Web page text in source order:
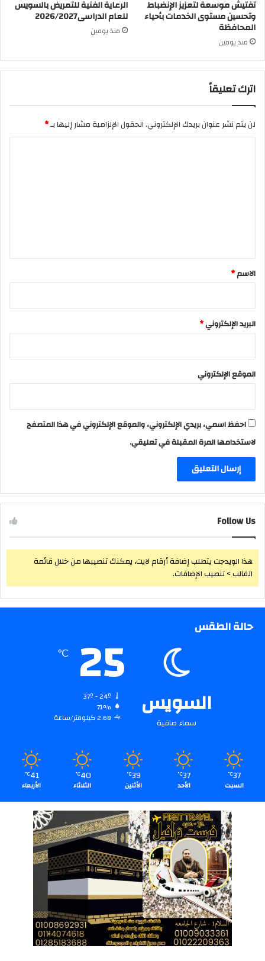
تفتيش موسعة لتعزيز الإنضباط
وتحسين مستوى الخدمات بأحياء
المحافظة
منذ يومين
الرعاية الفنية للتمريض بالسويس
للعام الدراسى2026/2027
منذ يومين
اترك تعليقاً
لن يتم نشر عنوان بريدك الإلكتروني.الحقول الإلزامية مشار إليها بـ*
*
الاسم*
البريد الإلكتروني*
الموقع الإلكتروني
احفظ اسمي، بريدي الإلكتروني، والموقع الإلكتروني في هذا المتصفح
لاستخدامها المرة المقبلة في تعليقي.
Follow Us
هذا الويدجت يتطلب إضافة أرقام لايت، يمكنك تنصيبها من خلال قائمة
القالب > تنصيب الإضافات.
حالة الطقس
السويس
سماء صافية
25
℃
71%
2.68 كيلومتر/ساعة
37
℃
السبت
37
℃
الأحد
39
℃
الأثنين
40
℃
الثلاثاء
41
℃
الأربعاء